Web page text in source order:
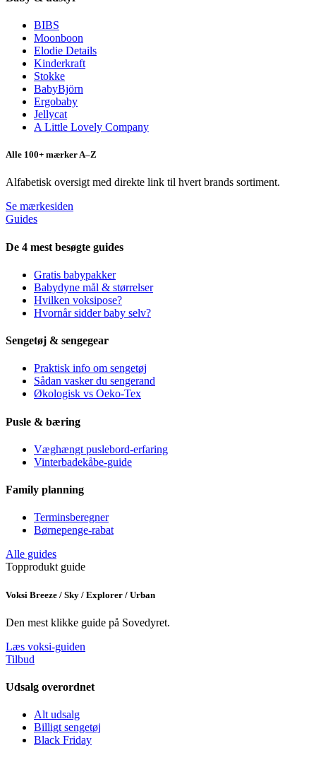
BIBS
Moonboon
Elodie Details
Kinderkraft
Stokke
BabyBjörn
Ergobaby
Jellycat
A Little Lovely Company
Alle 100+ mærker A–Z
Alfabetisk oversigt med direkte link til hvert brands sortiment.
Se mærkesiden
Guides
De 4 mest besøgte guides
Gratis babypakker
Babydyne mål & størrelser
Hvilken voksipose?
Hvornår sidder baby selv?
Sengetøj & sengegear
Praktisk info om sengetøj
Sådan vasker du sengerand
Økologisk vs Oeko-Tex
Pusle & bæring
Væghængt puslebord-erfaring
Vinterbadekåbe-guide
Family planning
Terminsberegner
Børnepenge-rabat
Alle guides
Topprodukt guide
Voksi Breeze / Sky / Explorer / Urban
Den mest klikke guide på Sovedyret.
Læs voksi-guiden
Tilbud
Udsalg overordnet
Alt udsalg
Billigt sengetøj
Black Friday